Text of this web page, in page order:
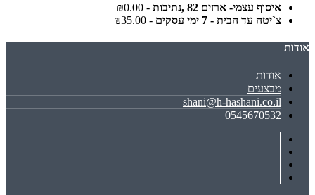
איסוף עצמי- ארזים 82 ,נתיבות
- ₪0.00
צ`יטה עד הבית - 7 ימי עסקים
- ₪35.00
אודות
אודות
מבצעים
shani@h-hashani.co.il
0545670532